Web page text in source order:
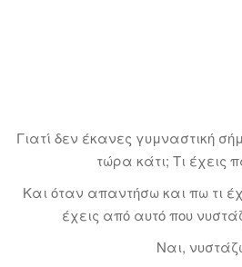
Γιατί δεν έκανες γυμναστική
τώρα κάτι; Τι έχεις
Και όταν απαντήσω και πω τι
έχεις από αυτό που
Ναι,